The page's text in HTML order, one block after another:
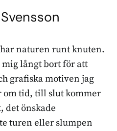
naturen runt knuten.
mig långt bort för att
grafiska motiven jag
om tid, till slut kommer
det önskade
turen eller slumpen